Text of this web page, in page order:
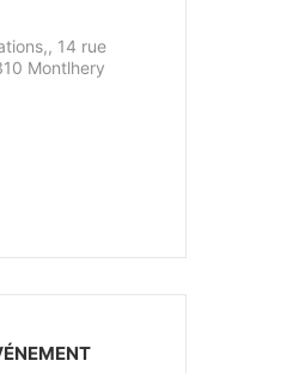
14 rue
Montlhery